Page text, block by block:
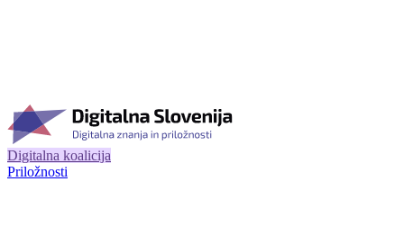
Digitalna koalicija
Priložnosti